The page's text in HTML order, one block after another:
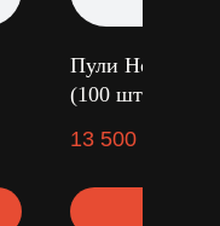
Пули Hornady
(100 шт.)
13 500